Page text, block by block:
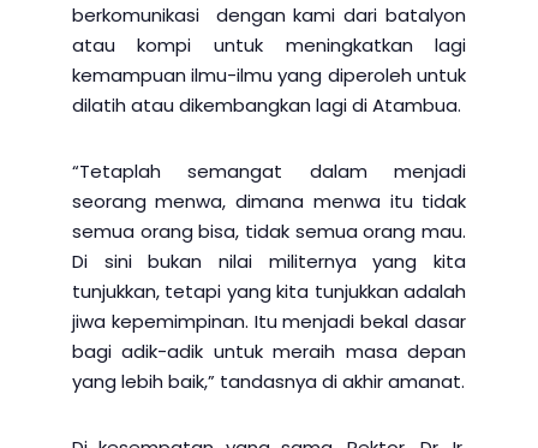
berkomunikasi dengan kami dari batalyon
atau kompi untuk meningkatkan lagi
kemampuan ilmu-ilmu yang diperoleh untuk
dilatih atau dikembangkan lagi di Atambua.
“Tetaplah semangat dalam menjadi
seorang menwa, dimana menwa itu tidak
semua orang bisa, tidak semua orang mau.
Di sini bukan nilai militernya yang kita
tunjukkan, tetapi yang kita tunjukkan adalah
jiwa kepemimpinan. Itu menjadi bekal dasar
bagi adik-adik untuk meraih masa depan
yang lebih baik,” tandasnya di akhir amanat.